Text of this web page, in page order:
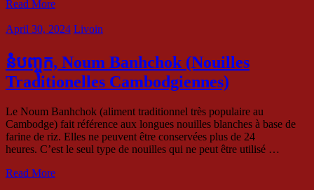
Read More
April 30, 2024 Livoin
នំបញ្ចុក, Noum Banhchok (Nouilles
Traditionelles Cambodgiennes)
Le Noum Banhchok (aliment traditionnel très populaire au
Cambodge) fait référence aux longues nouilles blanches à base de
farine de riz. Elles ne peuvent être conservées plus de 24
heures. C’est le seul type de nouilles qui ne peut être utilisé …
Read More